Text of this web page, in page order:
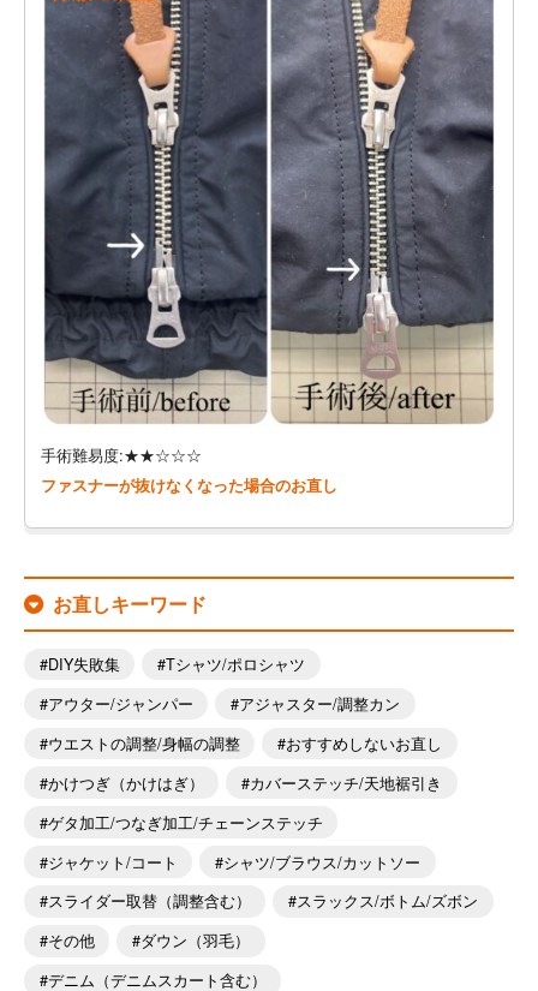
手術難易度:★★☆☆☆
ファスナーが抜けなくなった場合のお直し
お直しキーワード
DIY失敗集
Tシャツ/ポロシャツ
アウター/ジャンパー
アジャスター/調整カン
ウエストの調整/身幅の調整
おすすめしないお直し
かけつぎ（かけはぎ）
カバーステッチ/天地裾引き
ゲタ加工/つなぎ加工/チェーンステッチ
ジャケット/コート
シャツ/ブラウス/カットソー
スライダー取替（調整含む）
スラックス/ボトム/ズボン
その他
ダウン（羽毛）
デニム（デニムスカート含む）